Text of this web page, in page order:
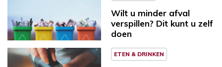
Wilt u minder afval
verspillen? Dit kunt u zelf
doen
ETEN & DRINKEN